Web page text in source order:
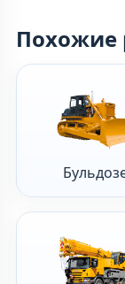
Похожие